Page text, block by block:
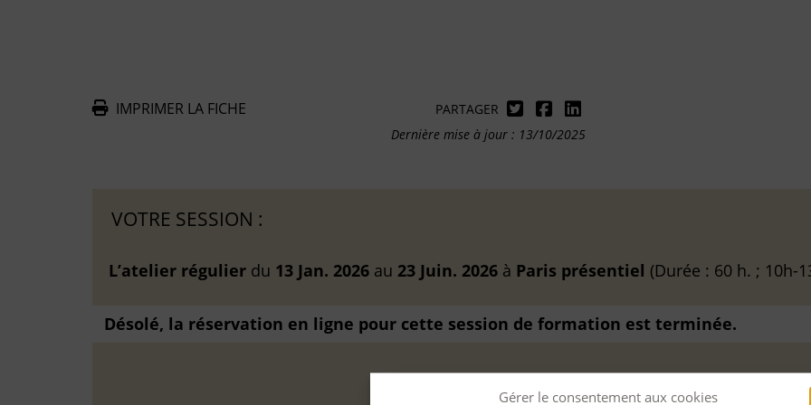
Gérer le consentement aux cookies
IMPRIMER LA FICHE
PARTAGER
Dernière mise à jour : 13/10/2025
VOTRE SESSION :
L’atelier régulier du 13 Jan. 2026 au 23 Juin. 2026 à Paris présentiel (Durée : 60 h. ; 10h-
Désolé, la réservation en ligne pour cette session de formation est terminée.